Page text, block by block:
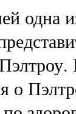
одна
о